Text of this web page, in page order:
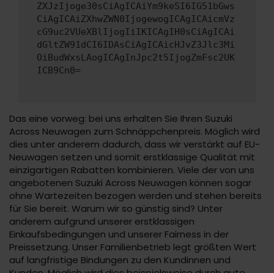
ZXJzIjoge30sCiAgICAiYm9keSI6IG51bGws
CiAgICAiZXhwZWN0IjogewogICAgICAicmVz
cG9uc2VUeXBlIjogIiIKICAgIH0sCiAgICAi
dGltZW91dCI6IDAsCiAgICAicHJvZ3Jlc3Mi
OiBudWxsLAogICAgInJpc2t5IjogZmFsc2UK
ICB9Cn0=
Das eine vorweg: bei uns erhalten Sie Ihren Suzuki
Across Neuwagen zum Schnäppchenpreis. Möglich wird
dies unter anderem dadurch, dass wir verstärkt auf EU-
Neuwagen setzen und somit erstklassige Qualität mit
einzigartigen Rabatten kombinieren. Viele der von uns
angebotenen Suzuki Across Neuwagen können sogar
ohne Wartezeiten bezogen werden und stehen bereits
für Sie bereit. Warum wir so günstig sind? Unter
anderem aufgrund unserer erstklassigen
Einkaufsbedingungen und unserer Fairness in der
Preissetzung. Unser Familienbetrieb legt größten Wert
auf langfristige Bindungen zu den Kundinnen und